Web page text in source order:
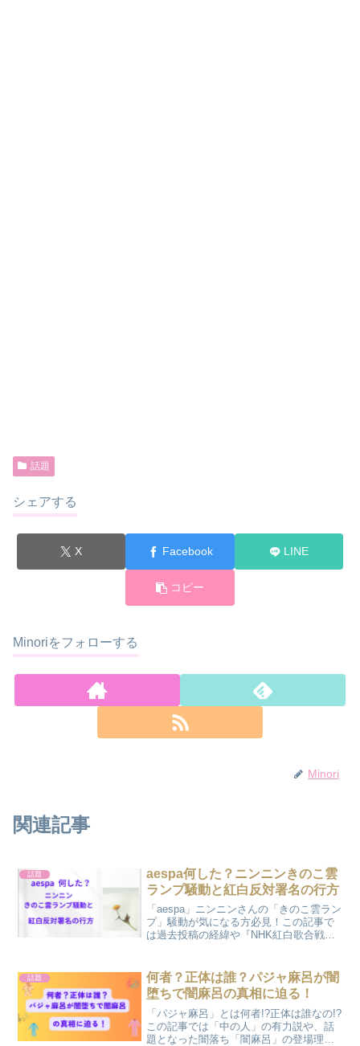
話題
シェアする
X Facebook LINE
コピー
Minoriをフォローする
Minori
関連記事
話題
aespa何した？ニンニンきのこ雲
ランプ騒動と紅白反対署名の行方
「aespa」ニンニンさんの「きのこ雲ラン
プ」騒動が気になる方必見！この記事で
は過去投稿の経緯や『NHK紅白歌合戦』
わかりやすく解説します。
話題
何者？正体は誰？パジャ麻呂が闇
堕ちで闇麻呂の真相に迫る！
「パジャ麻呂」とは何者!?正体は誰なの!?
この記事では「中の人」の有力説や、話
題となった闇落ち「闇麻呂」の登場理